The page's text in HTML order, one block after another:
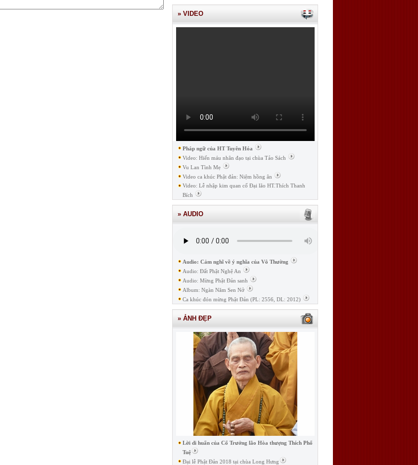
» VIDEO
Pháp ngữ của HT Tuyên Hóa
Video: Hiến máu nhân đạo tại chùa Tảo Sách
Vu Lan Tình Mẹ
Video ca khúc Phật đản: Niệm hồng ân
Video: Lễ nhập kim quan cố Đại lão HT.Thích Thanh
Bích
» AUDIO
Audio: Cảm nghĩ về ý nghĩa của Vô Thường
Audio: Đất Phật Nghệ An
Audio: Mừng Phật Đản sanh
Album: Ngàn Năm Sen Nở
Ca khúc đón mừng Phật Đản (PL: 2556, DL: 2012)
» ẢNH ĐẸP
Lời di huấn của Cố Trưởng lão Hòa thượng Thích Phổ
Tuệ
Đại lễ Phật Đản 2018 tại chùa Long Hưng